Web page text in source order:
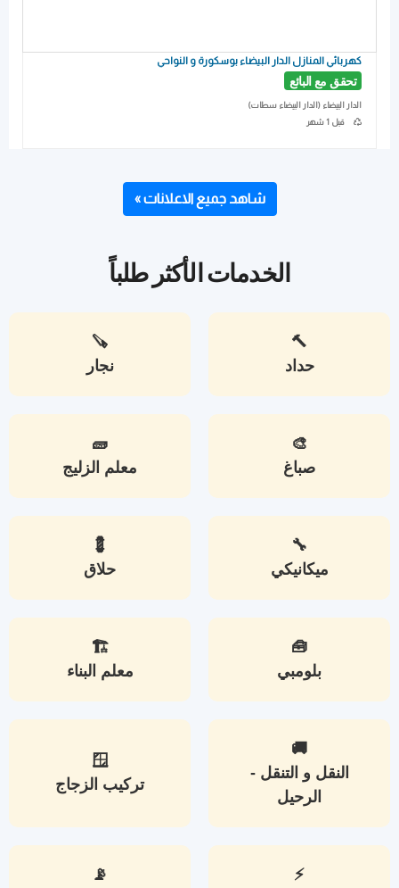
كهربائي المنازل الدار البيضاء بوسكورة و النواحي
تحقق مع البائع
الدار البيضاء (الدار البيضاء سطات)
أخر تحديث
قبل 1 شهر
شاهد جميع الاعلانات »
الخدمات الأكثر طلباً
🔨
حداد
🪚
نجار
🎨
صباغ
🧱
معلم الزليج
🔧
ميكانيكي
💈
حلاق
🧰
بلومبي
🏗️
معلم البناء
🚚
النقل و التنقل -
الرحيل
🪟
تركيب الزجاج
⚡
📡